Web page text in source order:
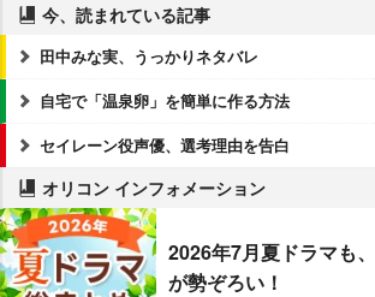
今、読まれている記事
田中みな実、うっかりネタバレ
自宅で「温泉卵」を簡単に作る方法
セイレーン役声優、選考理由を告白
オリコン インフォメーション
2026年7月夏ドラマも
が勢ぞろい！